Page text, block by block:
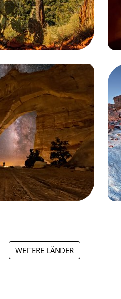
WEITERE LÄNDER